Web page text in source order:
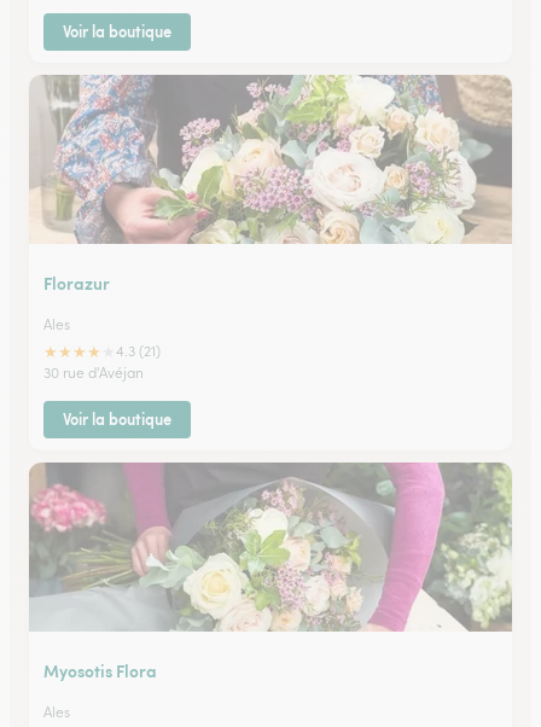
Voir la boutique
Florazur
Ales
★★★★
4.3 (21)
30 rue d'Avéjan
Voir la boutique
Myosotis Flora
Ales